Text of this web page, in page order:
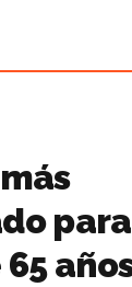
para